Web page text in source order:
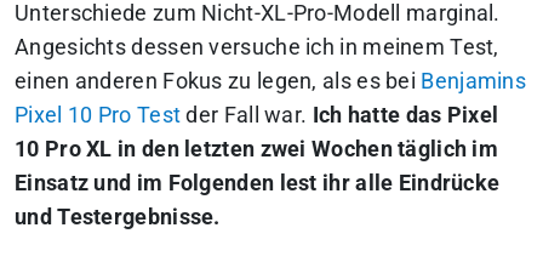
Unterschiede zum Nicht-XL-Pro-Modell marginal.
Angesichts dessen versuche ich in meinem Test,
einen anderen Fokus zu legen, als es bei Benjamins
Pixel 10 Pro Test der Fall war. Ich hatte das Pixel
10 Pro XL in den letzten zwei Wochen täglich im
Einsatz und im Folgenden lest ihr alle Eindrücke
und Testergebnisse.